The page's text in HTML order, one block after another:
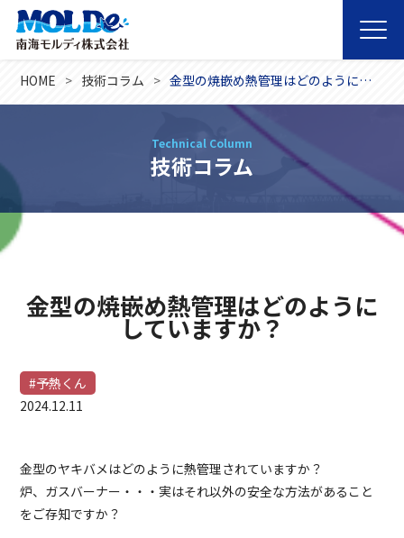
HOME 技術コラム 金型の焼嵌め熱管理はどのようにしていますか？
Technical Column
技術コラム
金型の焼嵌め熱管理はどのように
していますか？
#予熱くん
2024.12.11
金型のヤキバメはどのように熱管理されていますか？
炉、ガスバーナー・・・実はそれ以外の安全な方法があること
をご存知ですか？